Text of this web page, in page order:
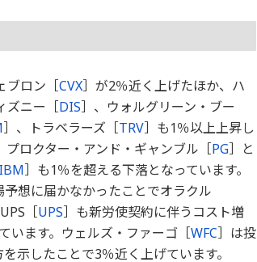
ブロン［CVX］が2％近く上げたほか、ハ
ズニー［DIS］、ウォルグリーン・ブー
］、トラベラーズ［TRV］も1％以上上昇し
プロクター・アンド・ギャンブル［PG］と
IBM］も1％を超える下落となっています。
想に届かなかったことでオラクル
［UPS］も新労使契約に伴うコスト増
います。ウェルズ・ファーゴ［WFC］は投
示したことで3％近く上げています。